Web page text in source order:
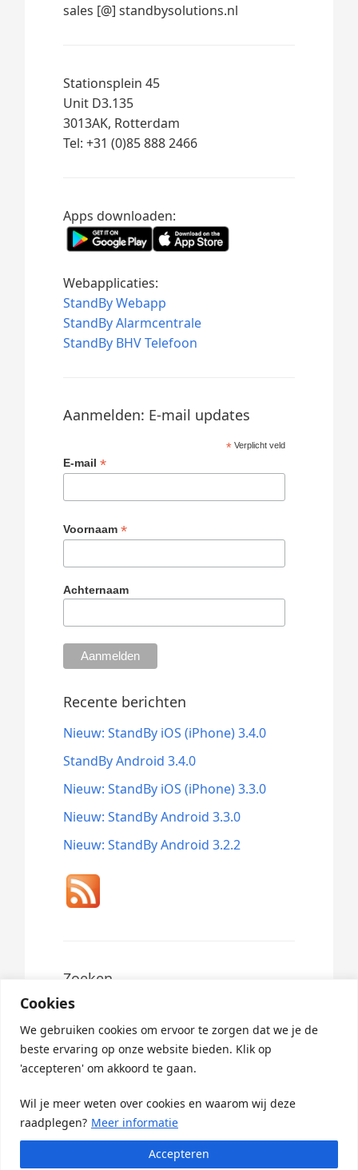
Cookies
We gebruiken cookies om ervoor te zorgen dat we je de
beste ervaring op onze website bieden. Klik op
'accepteren' om akkoord te gaan.
Wil je meer weten over cookies en waarom wij deze
raadplegen? Meer informatie
Accepteren
sales [@] standbysolutions.nl
Stationsplein 45
Unit D3.135
3013AK, Rotterdam
Tel: +31 (0)85 888 2466
Apps downloaden:
Webapplicaties:
StandBy Webapp
StandBy Alarmcentrale
StandBy BHV Telefoon
Aanmelden: E-mail updates
* Verplicht veld
E-mail*
Voornaam*
Achternaam
Recente berichten
Nieuw: StandBy iOS (iPhone) 3.4.0
StandBy Android 3.4.0
Nieuw: StandBy iOS (iPhone) 3.3.0
Nieuw: StandBy Android 3.3.0
Nieuw: StandBy Android 3.2.2
Zoeken
Search
for: